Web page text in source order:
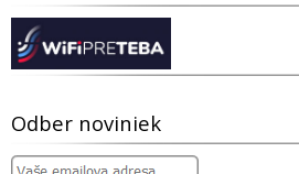
Odber noviniek